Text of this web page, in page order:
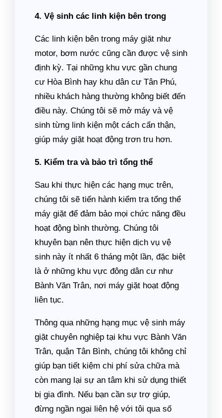
4. Vệ sinh các linh kiện bên trong
Các linh kiện bên trong máy giặt như
motor, bơm nước cũng cần được vệ sinh
định kỳ. Tại những khu vực gần chung
cư Hòa Bình hay khu dân cư Tân Phú,
nhiều khách hàng thường không biết đến
điều này. Chúng tôi sẽ mở máy và vệ
sinh từng linh kiện một cách cẩn thận,
giúp máy giặt hoạt động trơn tru hơn.
5. Kiểm tra và bảo trì tổng thể
Sau khi thực hiện các hạng mục trên,
chúng tôi sẽ tiến hành kiểm tra tổng thể
máy giặt để đảm bảo mọi chức năng đều
hoạt động bình thường. Chúng tôi
khuyên bạn nên thực hiện dịch vụ vệ
sinh này ít nhất 6 tháng một lần, đặc biệt
là ở những khu vực đông dân cư như
Bành Văn Trân, nơi máy giặt hoạt động
liên tục.
Thông qua những hạng mục vệ sinh máy
giặt chuyên nghiệp tại khu vực Bành Văn
Trân, quận Tân Bình, chúng tôi không chỉ
giúp bạn tiết kiệm chi phí sửa chữa mà
còn mang lại sự an tâm khi sử dụng thiết
bị gia đình. Nếu bạn cần sự trợ giúp,
đừng ngần ngại liên hệ với tôi qua số